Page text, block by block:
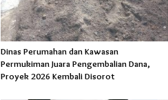
Dinas Perumahan dan Kawasan
Permukiman Juara Pengembalian Dana,
Proyek 2026 Kembali Disorot